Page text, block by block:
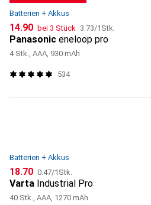
Batterien + Akkus
CHF
14.90 bei 3 Stück CHF
3.73/1Stk.
Panasonic eneloop pro
4 Stk., AAA, 930 mAh
534
Batterien + Akkus
CHF
18.70 CHF
0.47/1Stk.
Varta Industrial Pro
40 Stk., AAA, 1270 mAh